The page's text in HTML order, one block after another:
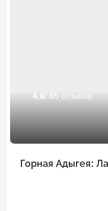
4.8/ 85 отзывов
Горная Адыгея: